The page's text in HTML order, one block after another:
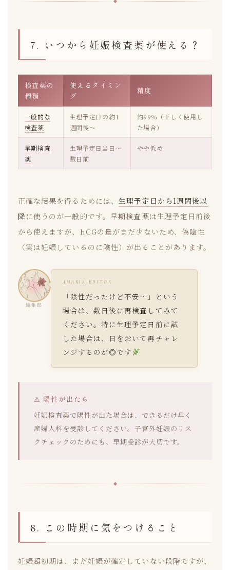
7. いつから妊娠検査薬が使える？
検査薬の
種類
使えるタイミン
グ
精度
一般的な
検査薬
生理予定日の約1
週間後〜
約99%（正しく使用し
た場合）
早期検査
薬
生理予定日当日〜
数日前
やや低め
正確な結果を得るためには、生理予定日から1週間後以
降に使うのが一般的です。早期検査薬は生理予定日前後
から使えますが、hCGの量がまだ少ないため、偽陰性
（実は妊娠しているのに陰性）が出ることがあります。
編集部
AMARIA EDITOR
「陰性だったけど不安…」という
場合は、数日後に再検査してみて
ください。特に生理予定日前に試
した場合は、日をおいて再チャレ
ンジするのが◎です
⚠ 陽性が出たら
妊娠検査薬で陽性が出た場合は、できるだけ早く
産婦人科を受診してください。子宮外妊娠のリス
クチェックのためにも、早期受診が大切です。
8. この時期に気をつけること
妊娠超初期は、まだ妊娠が確定していない段階ですが、